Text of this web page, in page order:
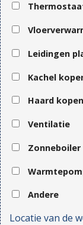
Leidingen
Kachel
Haard
Ventilatie
Zonneboiler
Andere
Locatie van de